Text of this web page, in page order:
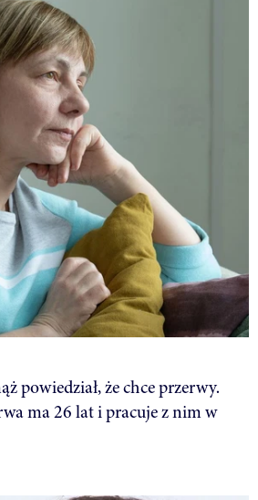
powiedział, że chce przerwy.
ma 26 lat i pracuje z nim w